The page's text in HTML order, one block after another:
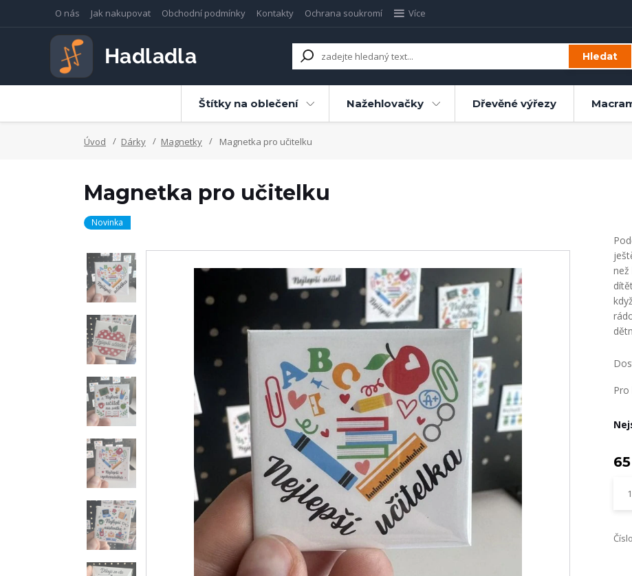
O nás Jak nakupovat Obchodní podmínky Kontakty Ochrana soukromí Více
Hledat
Štítky na oblečení Nažehlovačky Dřevěné výřezy
Úvod Dárky Magnetky Magnetka pro učitelku
Magnetka pro učitelku
Novinka
než
Pro